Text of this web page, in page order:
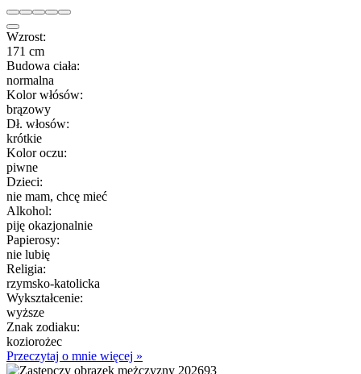
Wzrost:
171 cm
Budowa ciała:
normalna
Kolor włósów:
brązowy
Dł. włosów:
krótkie
Kolor oczu:
piwne
Dzieci:
nie mam, chcę mieć
Alkohol:
piję okazjonalnie
Papierosy:
nie lubię
Religia:
rzymsko-katolicka
Wykształcenie:
wyższe
Znak zodiaku:
koziorożec
Przeczytaj o mnie więcej »